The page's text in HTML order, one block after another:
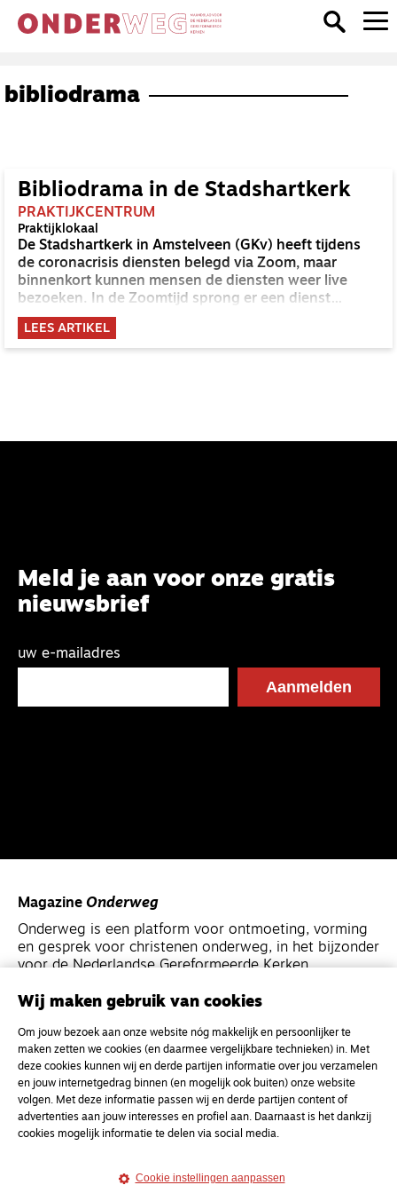
bibliodrama
Bibliodrama in de Stadshartkerk
PRAKTIJKCENTRUM
Praktijklokaal
De Stadshartkerk in Amstelveen (GKv) heeft tijdens
de coronacrisis diensten belegd via Zoom, maar
binnenkort kunnen mensen de diensten weer live
bezoeken. In de Zoomtijd sprong er een dienst
tussenuit: op 27 juli was er geen kerkdienst, maar
bibliodrama.
LEES ARTIKEL
Meld je aan voor onze gratis
nieuwsbrief
uw e-mailadres
Magazine Onderweg
Onderweg is een platform voor ontmoeting, vorming
en gesprek voor christenen onderweg, in het bijzonder
voor de Nederlandse Gereformeerde Kerken.
Magazine
Onderweg
Kvk-nummer 33277063
NL46 INGB 0117 5827 86
info@onderwegonline.nl
Wij maken gebruik van cookies
Om jouw bezoek aan onze website nóg makkelijk en persoonlijker te
maken zetten we cookies (en daarmee vergelijkbare technieken) in. Met
deze cookies kunnen wij en derde partijen informatie over jou verzamelen
en jouw internetgedrag binnen (en mogelijk ook buiten) onze website
volgen. Met deze informatie passen wij en derde partijen content of
advertenties aan jouw interesses en profiel aan. Daarnaast is het dankzij
cookies mogelijk informatie te delen via social media.
Cookie instellingen aanpassen